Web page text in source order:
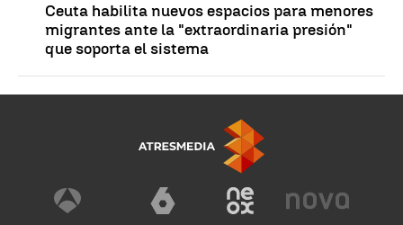
Ceuta habilita nuevos espacios para menores
migrantes ante la "extraordinaria presión"
que soporta el sistema